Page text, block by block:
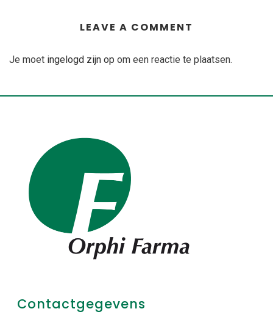
LEAVE A COMMENT
Je moet ingelogd zijn op om een reactie te plaatsen.
Contactgegevens